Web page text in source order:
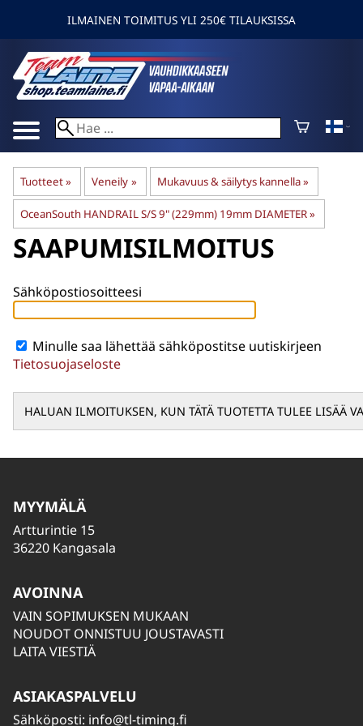
ILMAINEN TOIMITUS YLI 250€ TILAUKSISSA
Tuotteet‪» Veneily ‪» Mukavuus & säilytys kannella‪»
OceanSouth HANDRAIL S/S 9" (229mm) 19mm DIAMETER‪»
SAAPUMISILMOITUS
Sähköpostiosoitteesi
Minulle saa lähettää sähköpostitse uutiskirjeen
Tietosuojaseloste
MYYMÄLÄ
Artturintie 15
36220 Kangasala
AVOINNA
VAIN SOPIMUKSEN MUKAAN
NOUDOT ONNISTUU JOUSTAVASTI
LAITA VIESTIÄ
ASIAKASPALVELU
Sähköposti: info@tl-timing.fi